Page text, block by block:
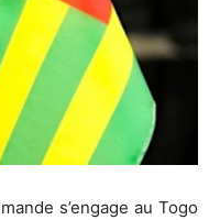
s’engage au Togo